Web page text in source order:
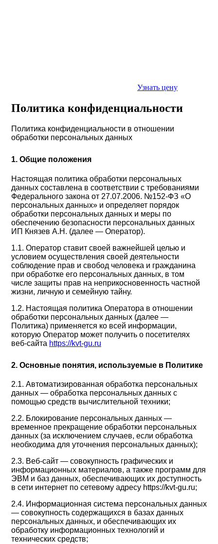
Узнать цену
Политика конфиденциальности
Политика конфиденциальности в отношении
обработки персональных данных
1. Общие положения
Настоящая политика обработки персональных
данных составлена в соответствии с требованиями
Федерального закона от 27.07.2006. №152-ФЗ «О
персональных данных» и определяет порядок
обработки персональных данных и меры по
обеспечению безопасности персональных данных
ИП Князев А.Н. (далее — Оператор).
1.1. Оператор ставит своей важнейшей целью и
условием осуществления своей деятельности
соблюдение прав и свобод человека и гражданина
при обработке его персональных данных, в том
числе защиты прав на неприкосновенность частной
жизни, личную и семейную тайну.
1.2. Настоящая политика Оператора в отношении
обработки персональных данных (далее —
Политика) применяется ко всей информации,
которую Оператор может получить о посетителях
веб-сайта https://kvt-gu.ru
2. Основные понятия, используемые в Политике
2.1. Автоматизированная обработка персональных
данных — обработка персональных данных с
помощью средств вычислительной техники;
2.2. Блокирование персональных данных —
временное прекращение обработки персональных
данных (за исключением случаев, если обработка
необходима для уточнения персональных данных);
2.3. Веб-сайт — совокупность графических и
информационных материалов, а также программ для
ЭВМ и баз данных, обеспечивающих их доступность
в сети интернет по сетевому адресу https://kvt-gu.ru;
2.4. Информационная система персональных данных
— совокупность содержащихся в базах данных
персональных данных, и обеспечивающих их
обработку информационных технологий и
технических средств;